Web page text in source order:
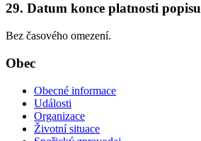
29. Datum konce platnosti popisu
Bez časového omezení.
Obec
Obecné informace
Události
Organizace
Životní situace